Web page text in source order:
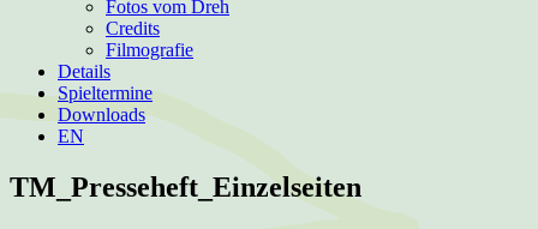
Fotos vom Dreh
Credits
Filmografie
Details
Spieltermine
Downloads
EN
TM_Presseheft_Einzelseiten